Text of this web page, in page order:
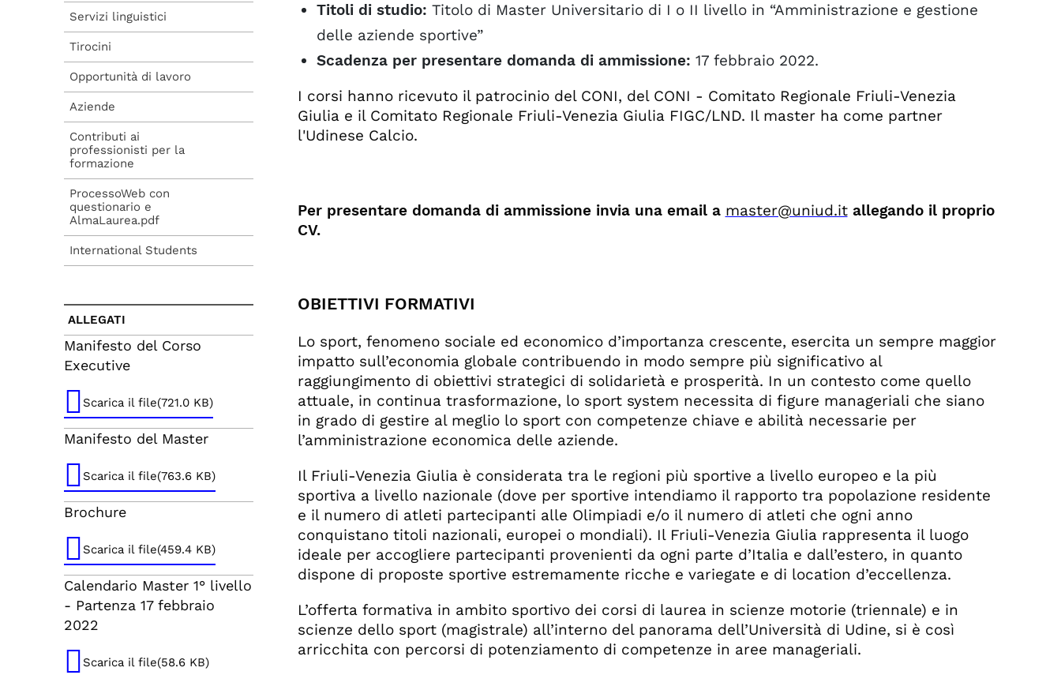
Titoli di studio: Titolo di Master Universitario di I o II livello in “Amministrazione e gestione
delle aziende sportive”
Scadenza per presentare domanda di ammissione: 17 febbraio 2022.
I corsi hanno ricevuto il patrocinio del CONI, del CONI - Comitato Regionale Friuli-Venezia
Giulia e il Comitato Regionale Friuli-Venezia Giulia FIGC/LND. Il master ha come partner
l'Udinese Calcio.
Per presentare domanda di ammissione invia una email a master@uniud.itallegando il proprio
CV.
OBIETTIVI FORMATIVI
Lo sport, fenomeno sociale ed economico d’importanza crescente, esercita un sempre maggior
impatto sull’economia globale contribuendo in modo sempre più significativo al
raggiungimento di obiettivi strategici di solidarietà e prosperità. In un contesto come quello
attuale, in continua trasformazione, lo sport system necessita di figure manageriali che siano
in grado di gestire al meglio lo sport con competenze chiave e abilità necessarie per
l’amministrazione economica delle aziende.
Il Friuli-Venezia Giulia è considerata tra le regioni più sportive a livello europeo e la più
sportiva a livello nazionale (dove per sportive intendiamo il rapporto tra popolazione residente
e il numero di atleti partecipanti alle Olimpiadi e/o il numero di atleti che ogni anno
conquistano titoli nazionali, europei o mondiali). Il Friuli-Venezia Giulia rappresenta il luogo
ideale per accogliere partecipanti provenienti da ogni parte d’Italia e dall’estero, in quanto
dispone di proposte sportive estremamente ricche e variegate e di location d’eccellenza.
L’offerta formativa in ambito sportivo dei corsi di laurea in scienze motorie (triennale) e in
scienze dello sport (magistrale) all’interno del panorama dell’Università di Udine, si è così
arricchita con percorsi di potenziamento di competenze in aree manageriali.
Aule studio e
informatiche
Biblioteche
Servizi linguistici
Tirocini
Opportunità di lavoro
Aziende
Contributi ai
professionisti per la
formazione
ProcessoWeb con
questionario e
AlmaLaurea.pdf
International Students
ALLEGATI
Manifesto del Corso
Executive
Scarica il file(721.0 KB)
Manifesto del Master
Scarica il file(763.6 KB)
Brochure
Scarica il file(459.4 KB)
Calendario Master 1° livello
- Partenza 17 febbraio
2022
Scarica il file(58.6 KB)